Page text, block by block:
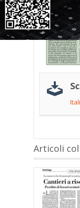
Articoli